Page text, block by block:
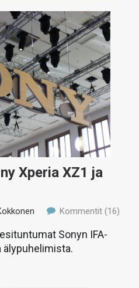
Xperia XZ1 ja
Kommentit (16)
Sonyn IFA-